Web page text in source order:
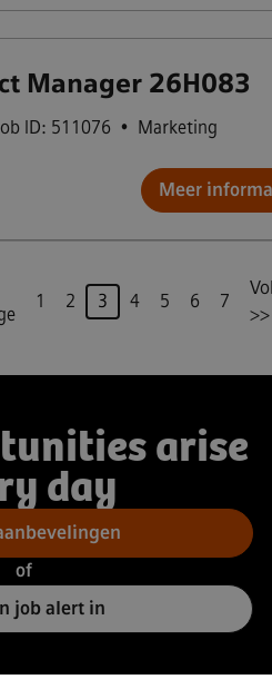
Manager 26H083
ID: 511076 • Marketing
Meer
1 2 Pagina
3 4 5 6 7
>>
arise
day
of
job alert in